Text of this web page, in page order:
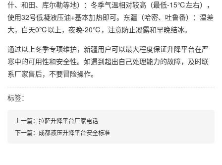
什、和田、库尔勒等地）：冬季气温相对较高（最低-15℃左右），
使用32号低凝液压油+基本加热即可。东疆（哈密、吐鲁番）：温差
大，白天0℃以上，夜晚-20℃，注意防止凝露和早晚结冰。
通过以上冬季专项维护，新疆用户可以最大程度保证升降平台在严
寒中的可用性和安全性。如遇到超出自己处理能力的故障，及时联
系厂家售后，不要冒险操作。
标签：
上一篇： 拉萨升降平台厂家电话
下一篇： 成都液压升降平台安全标准